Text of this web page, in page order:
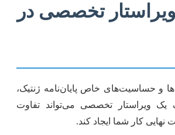
تخصصی در
و حساسیت‌های خاص پایان‌نامه ژنتیک،
یک ویراستار تخصصی می‌تواند تفاوت
کار شما ایجاد کند.